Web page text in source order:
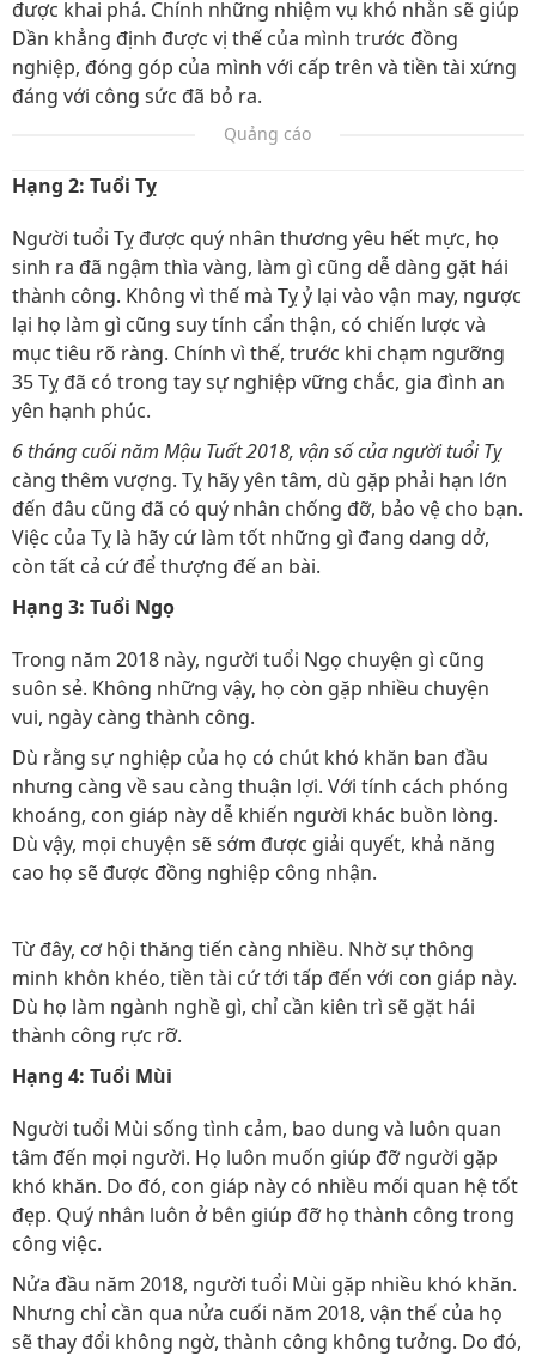
được khai phá. Chính những nhiệm vụ khó nhằn sẽ giúp
Dần khẳng định được vị thế của mình trước đồng
nghiệp, đóng góp của mình với cấp trên và tiền tài xứng
đáng với công sức đã bỏ ra.
Quảng cáo
Hạng 2: Tuổi Tỵ
Người tuổi Tỵ được quý nhân thương yêu hết mực, họ
sinh ra đã ngậm thìa vàng, làm gì cũng dễ dàng gặt hái
thành công. Không vì thế mà Tỵ ỷ lại vào vận may, ngược
lại họ làm gì cũng suy tính cẩn thận, có chiến lược và
mục tiêu rõ ràng. Chính vì thế, trước khi chạm ngưỡng
35 Tỵ đã có trong tay sự nghiệp vững chắc, gia đình an
yên hạnh phúc.
6 tháng cuối năm Mậu Tuất 2018, vận số của người tuổi Tỵ
càng thêm vượng. Tỵ hãy yên tâm, dù gặp phải hạn lớn
đến đâu cũng đã có quý nhân chống đỡ, bảo vệ cho bạn.
Việc của Tỵ là hãy cứ làm tốt những gì đang dang dở,
còn tất cả cứ để thượng đế an bài.
Hạng 3: Tuổi Ngọ
Trong năm 2018 này, người tuổi Ngọ chuyện gì cũng
suôn sẻ. Không những vậy, họ còn gặp nhiều chuyện
vui, ngày càng thành công.
Dù rằng sự nghiệp của họ có chút khó khăn ban đầu
nhưng càng về sau càng thuận lợi. Với tính cách phóng
khoáng, con giáp này dễ khiến người khác buồn lòng.
Dù vậy, mọi chuyện sẽ sớm được giải quyết, khả năng
cao họ sẽ được đồng nghiệp công nhận.
Từ đây, cơ hội thăng tiến càng nhiều. Nhờ sự thông
minh khôn khéo, tiền tài cứ tới tấp đến với con giáp này.
Dù họ làm ngành nghề gì, chỉ cần kiên trì sẽ gặt hái
thành công rực rỡ.
Hạng 4: Tuổi Mùi
Người tuổi Mùi sống tình cảm, bao dung và luôn quan
tâm đến mọi người. Họ luôn muốn giúp đỡ người gặp
khó khăn. Do đó, con giáp này có nhiều mối quan hệ tốt
đẹp. Quý nhân luôn ở bên giúp đỡ họ thành công trong
công việc.
Nửa đầu năm 2018, người tuổi Mùi gặp nhiều khó khăn.
Nhưng chỉ cần qua nửa cuối năm 2018, vận thế của họ
sẽ thay đổi không ngờ, thành công không tưởng. Do đó,